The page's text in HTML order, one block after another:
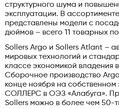
структурного шума и
эксплуатации. В
представлены модели с
дюймов – всего 11 товарных
Sollers Argo и Sollers Atlant –
мировых технологий и
классе экономикой владения
Сборочное производство
конце ноября на собственном
СОЛЛЕРС в ОЭЗ «Алабуга».
Sollers можно в более чем 50-